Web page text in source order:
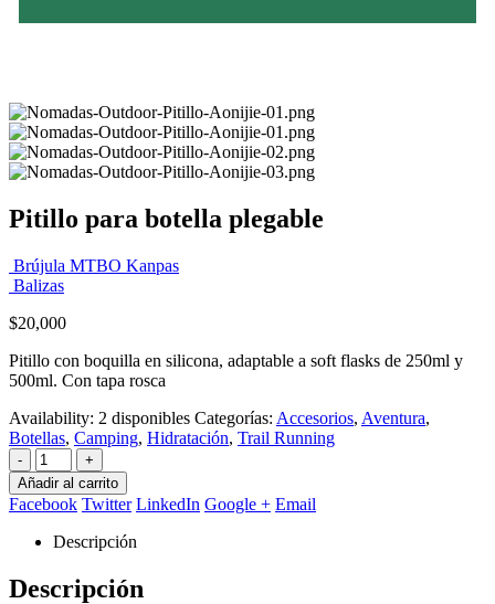
Pitillo para botella plegable
Brújula MTBO Kanpas
Balizas
$20,000
Pitillo con boquilla en silicona, adaptable a soft flasks de 250ml y
500ml. Con tapa rosca
Availability: 2 disponibles Categorías: Accesorios, Aventura,
Botellas, Camping, Hidratación, Trail Running
-
+
Añadir al carrito
Facebook Twitter LinkedIn Google + Email
Descripción
Descripción